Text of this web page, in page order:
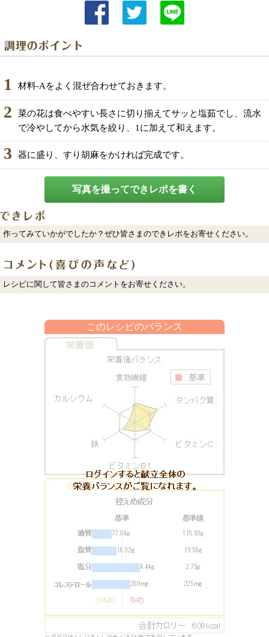
1 材料-Aをよく混ぜ合わせておきます。
2
菜の花は食べやすい長さに切り揃えてサッと塩茹でし、流水
で冷やしてから水気を絞り、1に加えて和えます。
3 器に盛り、すり胡麻をかければ完成です。
写真を撮ってできレポを書く
作ってみていかがでしたか？ぜひ皆さまのできレポをお寄せください。
レシピに関して皆さまのコメントをお寄せください。
このレシピのバランス